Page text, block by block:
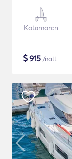
Katamaran
$915 /natt